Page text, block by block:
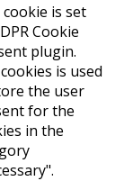
is set
Cookie
plugin.
is used
the user
for the
in the